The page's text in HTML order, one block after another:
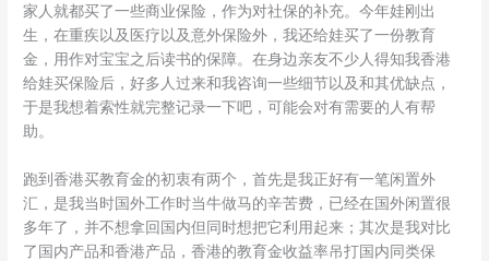
家人就都买了一些商业保险，作为对社保的补充。今年娃刚出
生，在重疾以及医疗以及意外保险外，我还给娃买了一份教育
金，用作对宝宝之后读书的保障。在身边亲友不少人得知我香港
给娃买保险后，好多人过来和我咨询一些细节以及和其优缺点，
于是我想着索性就完整记录一下吧，可能会对有需要的人有帮
助。
跑到香港买教育金的初衷有两个，首先是我正好有一笔闲置外
汇，是我当时国外工作时当牛做马的辛苦费，已经在国外闲置很
多年了，并不想拿回国内但同时想把它利用起来；其次是我对比
了国内产品和香港产品，香港的教育金收益率吊打国内同类保